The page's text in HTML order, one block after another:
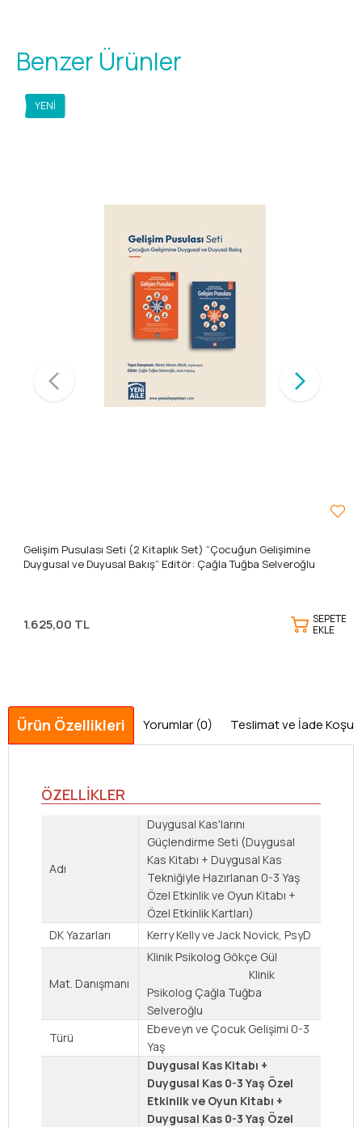
Benzer Ürünler
YENI
Gelişim Pusulası Seti (2 Kitaplık Set) “Çocuğun Gelişimine
Duygusal ve Duyusal Bakış” Editör: Çağla Tuğba Selveroğlu
1.625,00 TL
SEPETE
EKLE
Ürün Özellikleri Yorumlar (0) Teslimat ve İade
ÖZELLİKLER
Adı
Duygusal Kas'larını
Güçlendirme Seti (Duygusal
Kas Kitabı + Duygusal Kas
Tekniğiyle Hazırlanan 0-3 Yaş
Özel Etkinlik ve Oyun Kitabı +
Özel Etkinlik Kartları)
DK Yazarları
Kerry Kelly ve Jack Novick, PsyD
Mat. Danışmanı
Klinik Psikolog Gökçe Gül
Klinik
Psikolog Çağla Tuğba
Selveroğlu
Türü
Ebeveyn ve Çocuk Gelişimi 0-3
Yaş
Duygusal Kas Kitabı +
Duygusal Kas 0-3 Yaş Özel
Etkinlik ve Oyun Kitabı +
Duygusal Kas 0-3 Yaş Özel